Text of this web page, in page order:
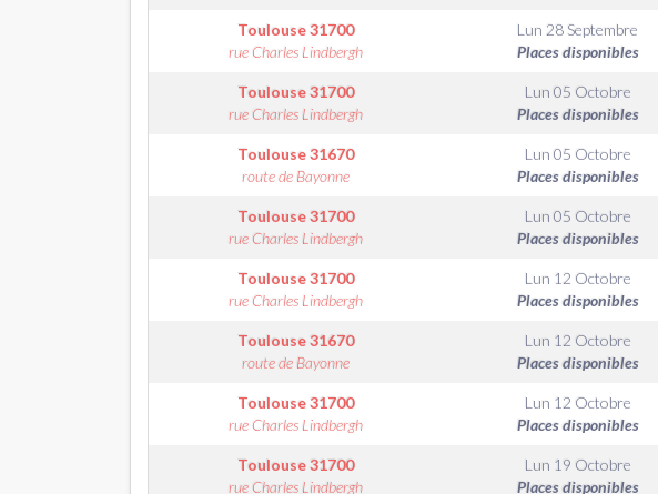
Toulouse31700
rue Charles Lindbergh
Lun 28 Septembre
Places disponibles
Toulouse31700
rue Charles Lindbergh
Lun 05 Octobre
Places disponibles
Toulouse31670
route de Bayonne
Lun 05 Octobre
Places disponibles
Toulouse31700
rue Charles Lindbergh
Lun 05 Octobre
Places disponibles
Toulouse31700
rue Charles Lindbergh
Lun 12 Octobre
Places disponibles
Toulouse31670
route de Bayonne
Lun 12 Octobre
Places disponibles
Toulouse31700
rue Charles Lindbergh
Lun 12 Octobre
Places disponibles
Toulouse31700
rue Charles Lindbergh
Lun 19 Octobre
Places disponibles